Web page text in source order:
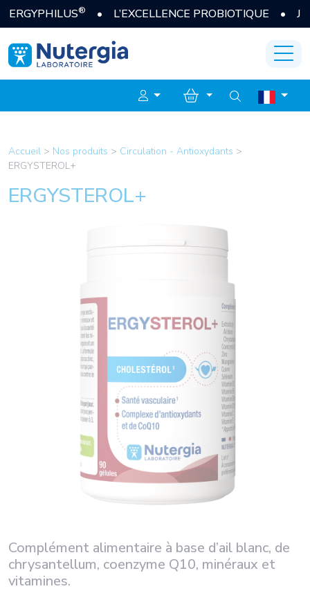
®• L’EXCELLENCE PROBIOTIQUE • JE
Accueil > Nos produits > Circulation - Antioxydants >
ERGYSTEROL+
ERGYSTEROL+
Complément alimentaire à base d’ail blanc, de
chrysantellum, coenzyme Q10, minéraux et
vitamines.